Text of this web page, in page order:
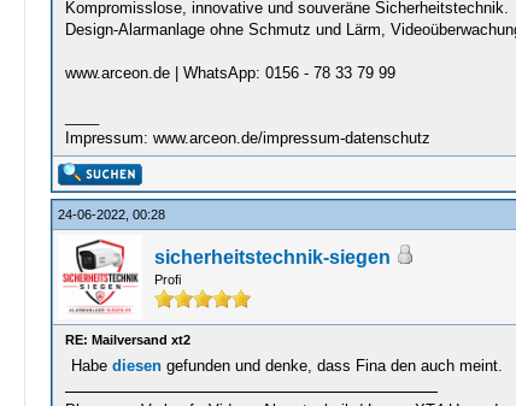
Kompromisslose, innovative und souveräne Sicherheitstechnik.
Design-Alarmanlage ohne Schmutz und Lärm,
www.arceon.de | WhatsApp: 0156 - 78 33 79 99
Impressum: www.arceon.de/impressum-datenschutz
24-06-2022, 00:28
sicherheitstechnik-siegen
Profi
RE: Mailversand xt2
Habe diesengefunden und denke, dass Fina den auch meint.